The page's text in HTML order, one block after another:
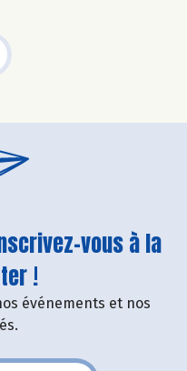
vous à la
!
événements et nos